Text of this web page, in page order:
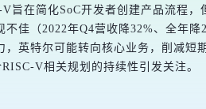
旨在简化SoC开发者创建产品流程，
不佳（2022年Q4营收降32%、全年
，英特尔可能转向核心业务，削减短
V相关规划的持续性引发关注。